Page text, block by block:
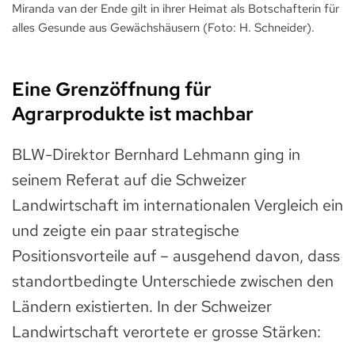
Miranda van der Ende gilt in ihrer Heimat als Botschafterin für
alles Gesunde aus Gewächshäusern (Foto: H. Schneider).
Eine Grenzöffnung für
Agrarprodukte ist machbar
BLW-Direktor Bernhard Lehmann ging in
seinem Referat auf die Schweizer
Landwirtschaft im internationalen Vergleich ein
und zeigte ein paar strategische
Positionsvorteile auf – ausgehend davon, dass
standortbedingte Unterschiede zwischen den
Ländern existierten. In der Schweizer
Landwirtschaft verortete er grosse Stärken: